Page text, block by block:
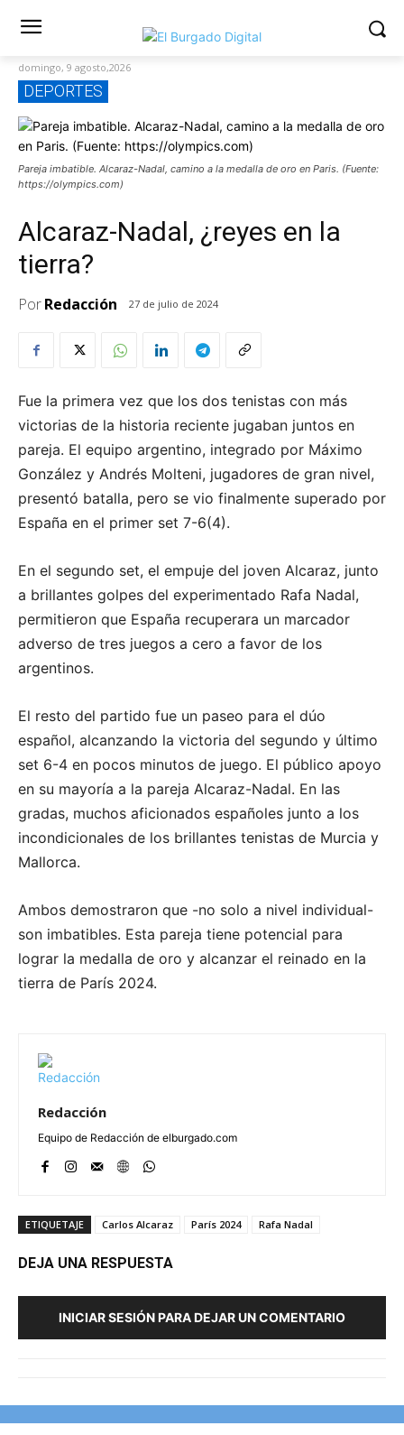
domingo, 9 agosto,2026
DEPORTES
Pareja imbatible. Alcaraz-Nadal, camino a la medalla de oro en Paris. (Fuente:
https://olympics.com)
Alcaraz-Nadal, ¿reyes en la
tierra?
PorRedacción 27 de julio de 2024
Fue la primera vez que los dos tenistas con más
victorias de la historia reciente jugaban juntos en
pareja. El equipo argentino, integrado por Máximo
González y Andrés Molteni, jugadores de gran nivel,
presentó batalla, pero se vio finalmente superado por
España en el primer set 7-6(4).
En el segundo set, el empuje del joven Alcaraz, junto
a brillantes golpes del experimentado Rafa Nadal,
permitieron que España recuperara un marcador
adverso de tres juegos a cero a favor de los
argentinos.
El resto del partido fue un paseo para el dúo
español, alcanzando la victoria del segundo y último
set 6-4 en pocos minutos de juego. El público apoyo
en su mayoría a la pareja Alcaraz-Nadal. En las
gradas, muchos aficionados españoles junto a los
incondicionales de los brillantes tenistas de Murcia y
Mallorca.
Ambos demostraron que -no solo a nivel individual-
son imbatibles. Esta pareja tiene potencial para
lograr la medalla de oro y alcanzar el reinado en la
tierra de París 2024.
Redacción
Equipo de Redacción de elburgado.com
ETIQUETAJE Carlos Alcaraz París 2024 Rafa Nadal
DEJA UNA RESPUESTA
INICIAR SESIÓN PARA DEJAR UN COMENTARIO